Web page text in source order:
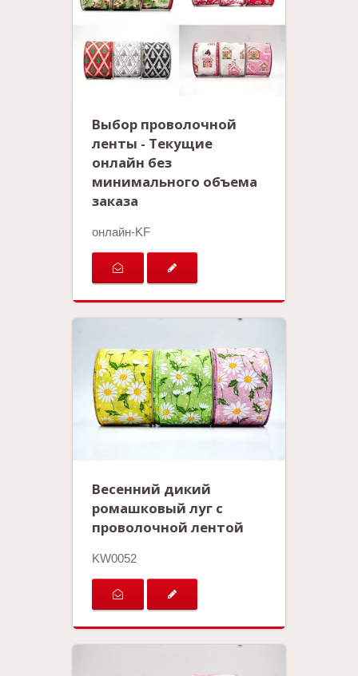
Выбор проволочной
ленты - Текущие
онлайн без
минимального объема
заказа
онлайн-KF
Весенний дикий
ромашковый луг с
проволочной лентой
KW0052